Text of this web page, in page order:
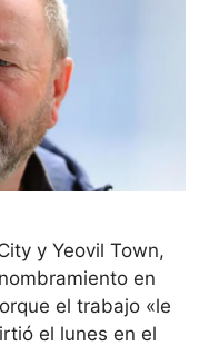
y Yeovil Town,
en
el trabajo «le
el lunes en el